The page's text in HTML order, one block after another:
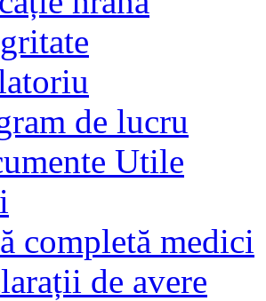
de lucru
Utile
completă medici
de avere